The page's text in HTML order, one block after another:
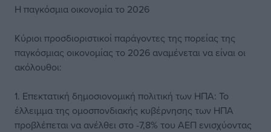
Η παγκόσμια οικονομία το 2026
Κύριοι προσδιοριστικοί παράγοντες της πορείας της
παγκόσμιας οικονομίας το 2026 αναμένεται να είναι οι
ακόλουθοι:
1. Επεκτατική δημοσιονομική πολιτική των ΗΠΑ: Το
έλλειμμα της ομοσπονδιακής κυβέρνησης των ΗΠΑ
προβλέπεται να ανέλθει στο -7,8% του ΑΕΠ ενισχύοντας